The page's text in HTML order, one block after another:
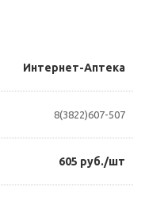
Интернет-Аптека
8(3822)607-507
605 руб./шт